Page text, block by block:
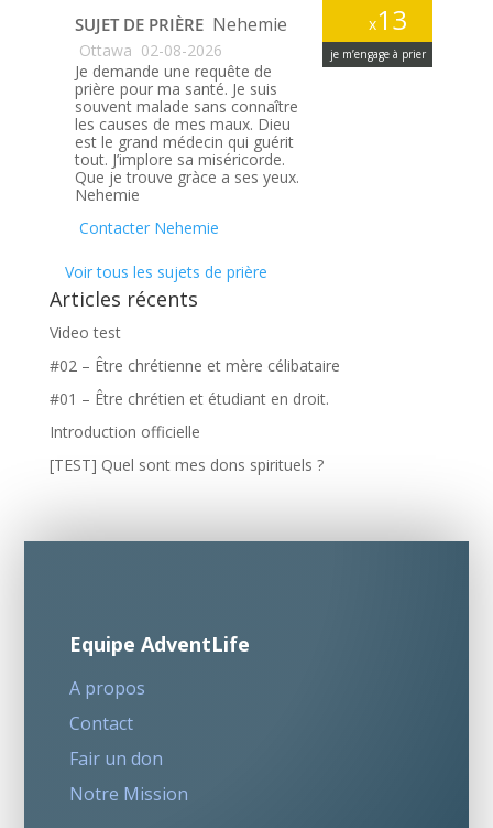
x13
je m’engage à prier
SUJET DE PRIÈRE Nehemie
Ottawa 02-08-2026
Je demande une requête de
prière pour ma santé. Je suis
souvent malade sans connaître
les causes de mes maux. Dieu
est le grand médecin qui guérit
tout. J’implore sa miséricorde.
Que je trouve gràce a ses yeux.
Nehemie
Contacter Nehemie
Voir tous les sujets de prière
Articles récents
Video test
#02 – Être chrétienne et mère célibataire
#01 – Être chrétien et étudiant en droit.
Introduction officielle
[TEST] Quel sont mes dons spirituels ?
Equipe AdventLife
A propos
Contact
Fair un don
Notre Mission